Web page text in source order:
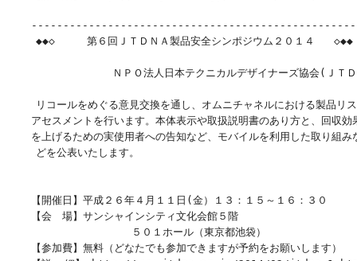
    ◆◆◇     第６回ＪＴＤＮＡ製品安全シンポジウム２０１４   ◇◆◆
ＮＰＯ法人日本テクニカルデザイナーズ協会(ＪＴ
リコールをめぐる意見交換を通し、オムニチャネルにおける製品リ
アセスメントを行います。本体表示や取扱説明書のあり方と、回収効
を上げるための実使用者への告知など、モバイルを利用した取り組み
    どを公表いたします。
【開催日】平成２６年４月１１日(金）１３：１５～１６：３０
【会　場】サンシャインシティ文化会館５階
                   ５０１ホール（東京都池袋）
【参加費】無料（どなたでも参加できますが予約をお願いします）